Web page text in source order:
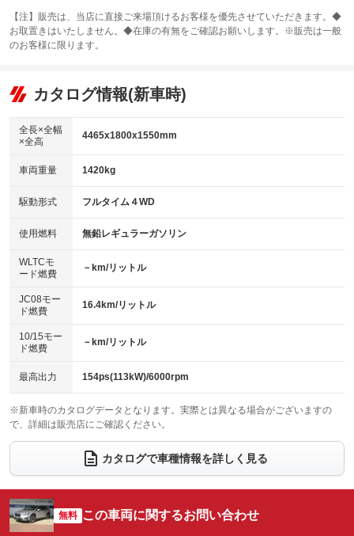
：装備なし
サンルーフ
：装備なし ABS
リフトアップ
：装備なし
：装備なし
パワーウィンドウ
アイドリングストップ
：装備あり
USB入力端子
：装備なし
100V電源
：装備なし
センターデフロック
：装備なし
電動格納ミラー
：装備あり
カーナビ：SDナビ
：装備あり
TV：TV
：装備あり
ビジュアル：-／DVD再生
：装備あり
：装備あり
革シート
キーレス
HID(キセノンライト)
：装備なし
バックカメラ
：装備あり
エアロ
：装備なし
：装備なし
パワーシート
ベンチシート
：装備なし
チップアップシート
：装備なし
：装備なし ：装備なし
ウォークスルー
：装備なし
電動リアゲート フロントカメラ
：装備なし
：装備なし ：装備なし
サイドカメラ
：装備なし ルーフレール
：装備なし
【注】販売は、当店に直接ご来場頂けるお客様を優先させていただきます。◆
お取置きはいたしません。◆在庫の有無をご確認お願いします。※販売は一般
のお客様に限ります。
カタログ情報(新車時)
全長×全幅
×全高
4465x1800x1550mm
車両重量 1420kg
駆動形式 フルタイム４WD
使用燃料 無鉛レギュラーガソリン
WLTCモ
ード燃費
－km/リットル
JC08モー
ド燃費
16.4km/リットル
10/15モー
ド燃費
－km/リットル
最高出力 154ps(113kW)/6000rpm
※新車時のカタログデータとなります。実際とは異なる場合がございますの
で、詳細は販売店にご確認ください。
カタログで車種情報を詳しく見る
無料 この車両に関するお問い合わせ